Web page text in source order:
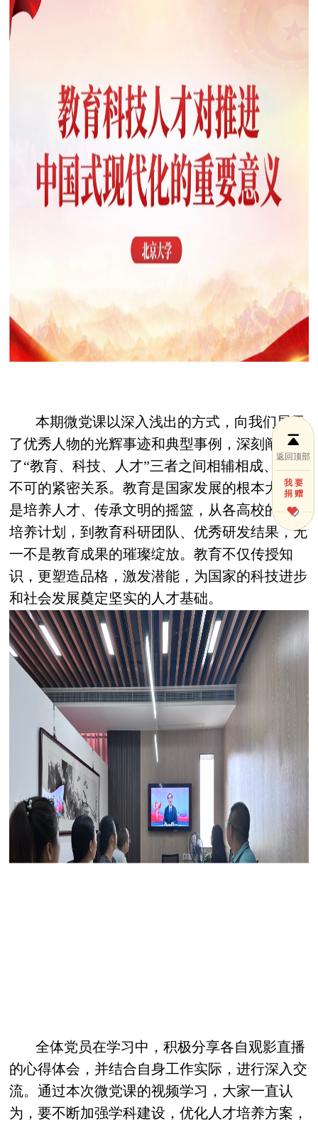
本期微党课以深入浅出的方式，向我们展示
了优秀人物的光辉事迹和典型事例，深刻阐述
了“教育、科技、人才”三者之间相辅相成、缺一
不可的紧密关系。教育是国家发展的根本大计，
是培养人才、传承文明的摇篮，从各高校的人才
培养计划，到教育科研团队、优秀研发结果，无
一不是教育成果的璀璨绽放。教育不仅传授知
识，更塑造品格，激发潜能，为国家的科技进步
和社会发展奠定坚实的人才基础。
全体党员在学习中，积极分享各自观影直播
的心得体会，并结合自身工作实际，进行深入交
流。通过本次微党课的视频学习，大家一直认
为，要不断加强学科建设，优化人才培养方案，
返回顶部
我 要
捐 赠